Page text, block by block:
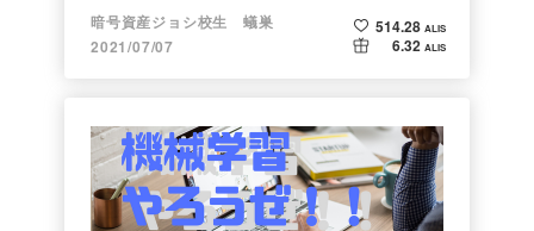
暗号資産ジョシ校生 蟻巣
2021/07/07
514.28 ALIS
6.32 ALIS